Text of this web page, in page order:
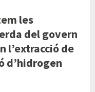
les
del govern
l’extracció de
d’hidrogen